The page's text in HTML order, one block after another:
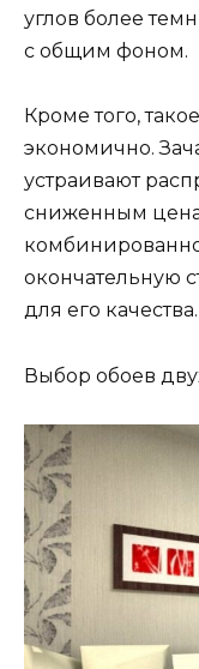
углов более
с общим фоном.
Кроме того,
экономично.
устраивают
сниженным
окончательную
для его качества.
Выбор обоев